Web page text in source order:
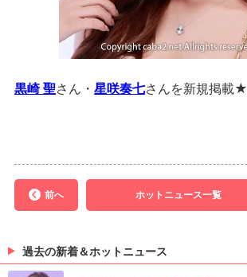
黒崎 聖さん・ 星咲奏七さんを新規掲載★
前へ ホットニュース一覧
過去の新着＆ホットニュース